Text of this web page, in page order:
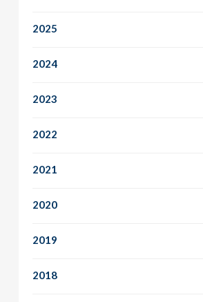
2025
2024
2023
2022
2021
2020
2019
2018